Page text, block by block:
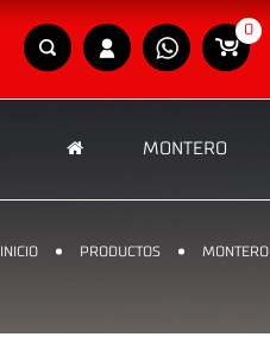
0
MONTERO
INICIO PRODUCTOS MONTERO